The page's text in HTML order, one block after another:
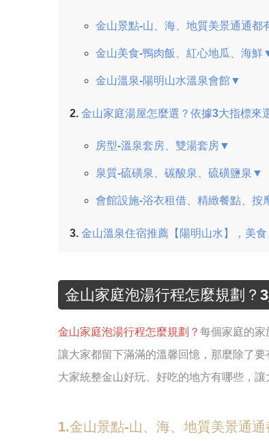
金山景點-山、海、地質美景通通都
金山美食-鴨肉飯、紅心地瓜、海鮮
金山溫泉-陽明山水溫泉會館▼
金山家庭湯屋怎麼選？依據3大指標來
房型-溫泉套房、雙湯套房▼
泉質-硫磺泉、碳酸泉、硫磺鹽泉▼
會館設施-浴衣租借、精緻餐點、按
金山溫泉住宿推薦【陽明山水】，美
金山家庭泡湯行程怎麼規劃？
金山家庭泡湯行程怎麼規劃？ 每個家庭的家
讓大家都留下滿滿的溫馨回憶，那麼除了
大家統整金山好玩、好吃的地方有哪些，
1.金山景點-山、海、地質美景通通